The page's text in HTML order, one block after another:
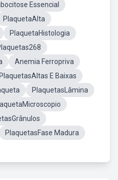
Essencial
PlaquetaAlta
PlaquetaHistologia
Anemia Ferropriva
PlaquetasAltas E Baixas
PlaquetasLâmina
PlaquetasFase Madura